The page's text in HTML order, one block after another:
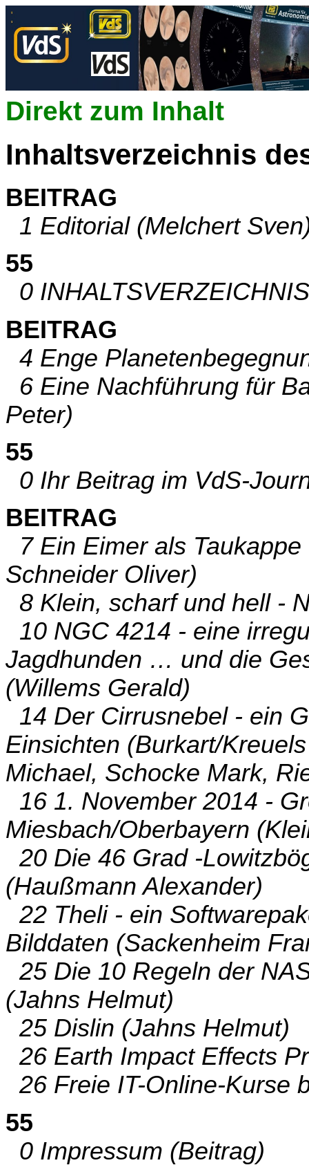
Direkt zum Inhalt
Inhaltsverzeichnis
BEITRAG
1 Editorial (Melchert
55
0
BEITRAG
4 Enge
6 Eine Nachführung für
Peter)
55
0 Ihr Beitrag im VdS-
BEITRAG
7 Ein Eimer als
Schneider Oliver)
8 Klein, scharf und hell -
10 NGC 4214 - eine
Jagdhunden … und die
(Willems Gerald)
14 Der Cirrusnebel - ein
Einsichten (Burkart/
Michael, Schocke Mark,
16 1. November 2014 -
Miesbach/Oberbayern
20 Die 46 Grad -
(Haußmann Alexander)
22 Theli - ein
Bilddaten (Sackenheim
25 Die 10 Regeln der
(Jahns Helmut)
25 Dislin (Jahns Helmut)
26 Earth Impact Effects
26 Freie IT-Online-Kurse
55
0 Impressum (Beitrag)